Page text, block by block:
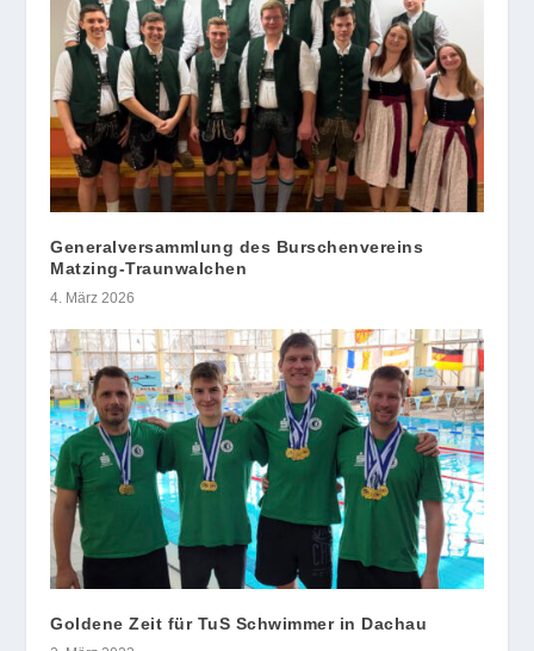
Generalversammlung des Burschenvereins
Matzing-Traunwalchen
4. März 2026
Goldene Zeit für TuS Schwimmer in Dachau